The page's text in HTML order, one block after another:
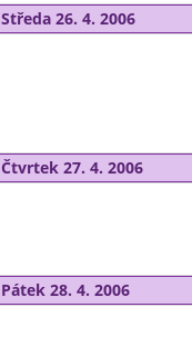
Středa 26. 4. 2006
Čtvrtek 27. 4. 2006
Pátek 28. 4. 2006